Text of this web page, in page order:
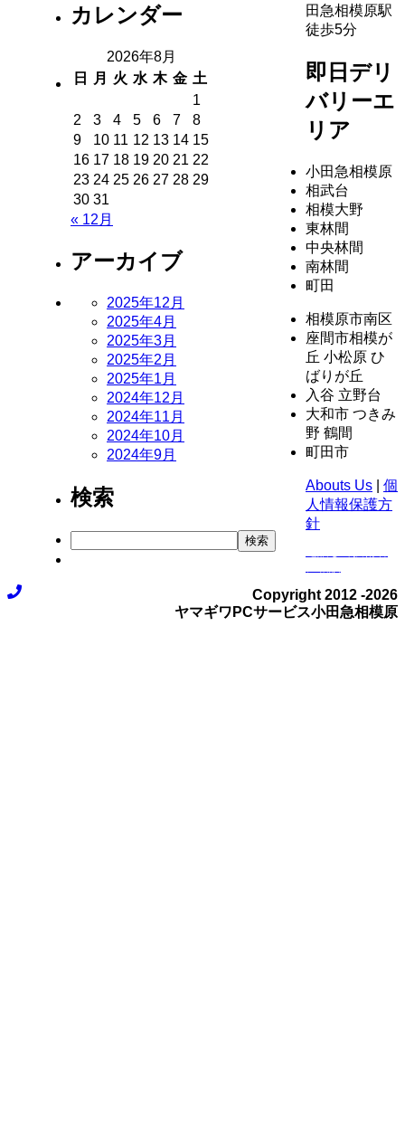
カレンダー
2026年8月
日
月 火 水 木 金 土
1
2
3 4 5 6 7
8
9
10 11 12 13 14 15
16 17 18 19 20 21 22
23 24 25 26 27 28 29
30 31
« 12月
アーカイブ
2025年12月
2025年4月
2025年3月
2025年2月
2025年1月
2024年12月
2024年11月
2024年10月
2024年9月
検索
検索
田急相模原駅
徒歩5分
即日デリ
バリーエ
リア
小田急相模原
相武台
相模大野
東林間
中央林間
南林間
町田
相模原市南区
座間市相模が
丘 小松原 ひ
ばりが丘
入谷 立野台
大和市 つきみ
野 鶴間
町田市
Abouts Us
個
人情報保護方
針
Copyright 2012 -2026
ヤマギワPCサービス小田急相模原